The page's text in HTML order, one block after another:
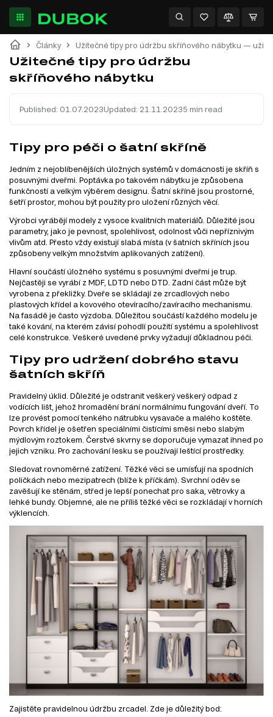
Články Užitečné tipy pro údržbu skříňového nábytku —
Užitečné tipy pro údržbu
skříňového nábytku
Published: 01.07.2023Updated: 21.11.20235 min read
Tipy pro péči o šatní skříně
Jedním z nejoblíbenějších úložných systémů v domácnosti je skříň s
posuvnými dveřmi. Poptávka po takovém nábytku je způsobena
funkčností a velkým výběrem designu. Šatní skříně jsou prostorné,
šetří prostor, mohou být použity pro uložení různých věcí.
Výrobci vyrábějí modely z vysoce kvalitních materiálů. Důležité jsou
parametry, jako je pevnost, spolehlivost, odolnost vůči nepříznivým
vlivům atd. Přesto vždy existují slabá místa (v šatních skříních jsou
způsobeny velkým množstvím aplikovaných zatížení).
Hlavní součástí úložného systému s posuvnými dveřmi je trup.
Nejčastěji se vyrábí z MDF, LDTD nebo DTD. Zadní část může být
vyrobena z překližky. Dveře se skládají ze zrcadlových nebo
plastových křídel a kovového otevíracího/zavíracího mechanismu.
Na fasádě je často výzdoba. Důležitou součástí každého modelu je
také kování, na kterém závisí pohodlí použití systému a spolehlivost
celé konstrukce. Veškeré uvedené prvky vyžadují důkladnou péči.
Tipy pro udržení dobrého stavu
šatních skříň
Pravidelný úklid. Důležité je odstranit veškerý veškerý odpad z
vodících lišt, jehož hromadění brání normálnímu fungování dveří. To
lze provést pomocí tenkého nátrubku vysavače a malého koštěte.
Povrch křídel je ošetřen speciálními čistícími směsi nebo slabým
mýdlovým roztokem. Čerstvé skvrny se doporučuje vymazat ihned po
jejich vzniku. Pro zachování lesku se používají leštící prostředky.
Sledovat rovnoměrné zatížení. Těžké věci se umísťují na spodních
poličkách nebo mezipatrech (blíže k příčkám). Svrchní oděv se
zavěšují ke stěnám, střed je lepší ponechat pro saka, větrovky a
lehké bundy. Objemné, ale ne příliš těžké věci se rozkládají v horních
výklencích.
Zajistěte pravidelnou údržbu zrcadel. Zde je důležitý bod: